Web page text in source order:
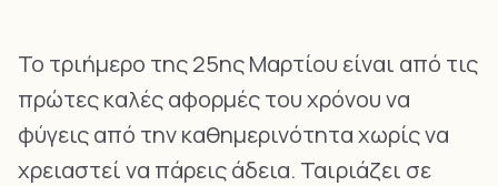
Το τριήμερο της 25ης Μαρτίου είναι από τις
πρώτες καλές αφορμές του χρόνου να
φύγεις από την καθημερινότητα χωρίς να
χρειαστεί να πάρεις άδεια. Ταιριάζει σε